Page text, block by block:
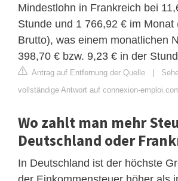
Mindestlohn in Frankreich bei
Stunde und 1 766,92 € im Monat
Brutto), was einem monatlichen
398,70 € bzw. 9,23 € in der
Antrag auf Entfernung der Quelle
vollständige Antwort auf connexion-
Wo zahlt man mehr
Deutschland oder
In Deutschland ist der höchste